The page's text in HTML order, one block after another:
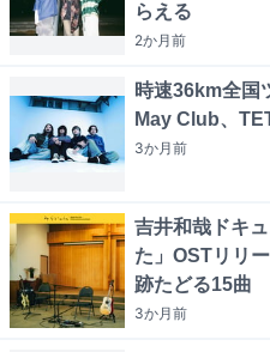
らえる
2か月前
時速36km全国
May Club、
3か月前
吉井和哉ドキ
た」OSTリリ
跡たどる15曲
3か月前